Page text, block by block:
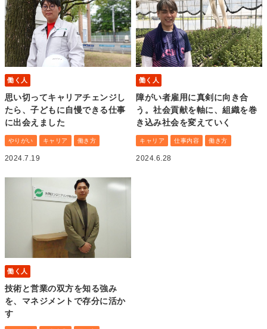
働く人
思い切ってキャリアチェンジし
たら、子どもに自慢できる仕事
に出会えました
やりがい キャリア 働き方
2024.7.19
働く人
障がい者雇用に真剣に向き合
う。社会貢献を軸に、組織を巻
き込み社会を変えていく
キャリア 仕事内容 働き方
2024.6.28
働く人
技術と営業の双方を知る強み
を、マネジメントで存分に活か
す